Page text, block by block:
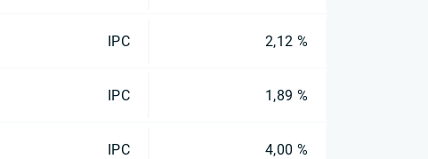
IPC 2,12 %
IPC 1,89 %
IPC 4,00 %